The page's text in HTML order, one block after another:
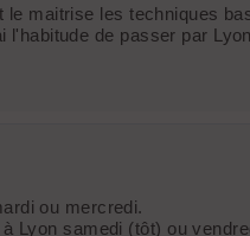
maitrise les techniques
de passer par
ou mercredi.
Lyon samedi (tôt) ou